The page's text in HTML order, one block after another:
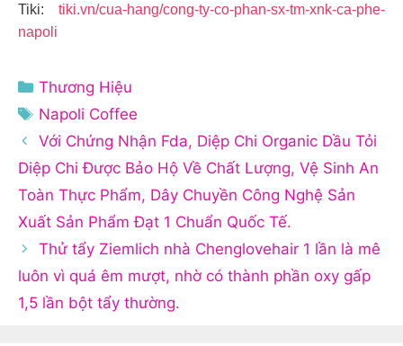
Tiki: tiki.vn/cua-hang/cong-ty-co-phan-sx-tm-xnk-ca-phe-
napoli
Danh
mục
Thương Hiệu
Thẻ
Napoli Coffee
Với Chứng Nhận Fda, Diệp Chi Organic Dầu Tỏi
Diệp Chi Được Bảo Hộ Về Chất Lượng, Vệ Sinh An
Toàn Thực Phẩm, Dây Chuyền Công Nghệ Sản
Xuất Sản Phẩm Đạt 1 Chuẩn Quốc Tế.
Thử tẩy Ziemlich nhà Chenglovehair 1 lần là mê
luôn vì quá êm mượt, nhờ có thành phần oxy gấp
1,5 lần bột tẩy thường.